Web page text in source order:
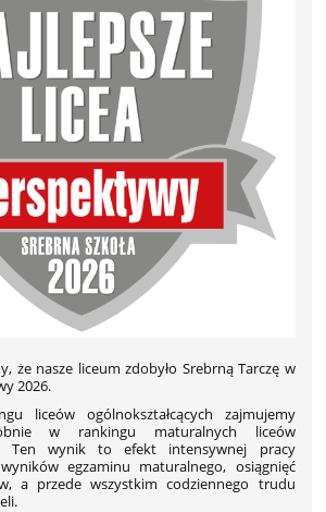
że nasze liceum zdobyło Srebrną Tarczę w
2026.
liceów ogólnokształcących zajmujemy
w rankingu maturalnych liceów
Ten wynik to efekt intensywnej pracy
egzaminu maturalnego, osiągnięć
a przede wszystkim codziennego trudu